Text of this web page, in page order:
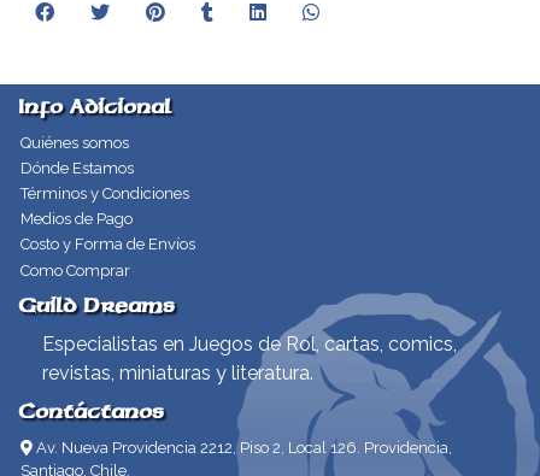
Info Adicional
Quiénes somos
Dónde Estamos
Términos y Condiciones
Medios de Pago
Costo y Forma de Envíos
Como Comprar
Guild Dreams
Especialistas en Juegos de Rol, cartas, comics,
revistas, miniaturas y literatura.
Contáctanos
Av. Nueva Providencia 2212, Piso 2, Local 126. Providencia,
Santiago, Chile.